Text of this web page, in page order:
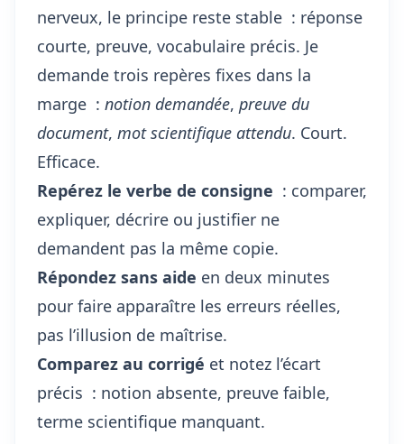
nerveux, le principe reste stable : réponse
courte, preuve, vocabulaire précis. Je
demande trois repères fixes dans la
marge : notion demandée, preuve du
document, mot scientifique attendu. Court.
Efficace.
Repérez le verbe de consigne : comparer,
expliquer, décrire ou justifier ne
demandent pas la même copie.
Répondez sans aide en deux minutes
pour faire apparaître les erreurs réelles,
pas l’illusion de maîtrise.
Comparez au corrigé et notez l’écart
précis : notion absente, preuve faible,
terme scientifique manquant.